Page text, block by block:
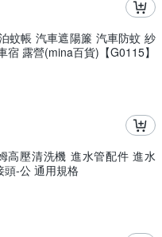
蚊帳 汽車遮陽簾 汽車防蚊 紗
宿 露營(mina百貨)【G0115】
高壓清洗機 進水管配件 進水
頭-公 通用規格